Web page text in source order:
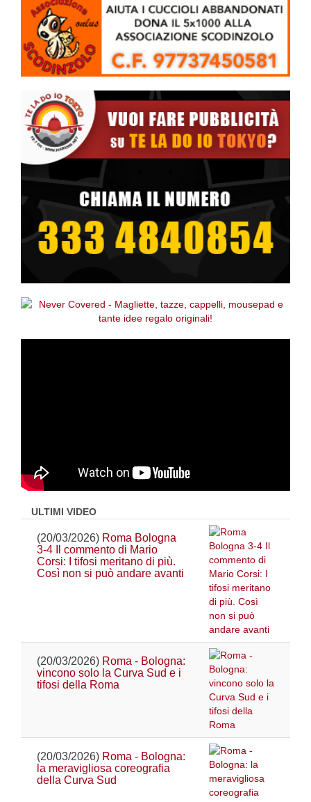
ULTIMI VIDEO
(20/03/2026) Roma Bologna
3-4 Il commento di Mario
Corsi: I tifosi meritano di più.
Così non si può andare avanti
(20/03/2026) Roma - Bologna:
vincono solo la Curva Sud e i
tifosi della Roma
(20/03/2026) Roma - Bologna:
la meravigliosa coreografia
della Curva Sud